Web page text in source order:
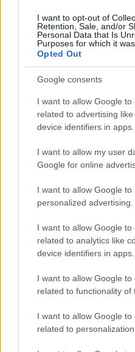
I want to opt-out of
Retention, Sale, and/or
Personal Data that Is
Purposes for which it
Opted Out
Google consents
I want to allow Google to
related to advertising
device identifiers in apps.
I want to allow my user
Google for online
I want to allow Google to
personalized advertising.
I want to allow Google to
related to analytics like
device identifiers in apps.
I want to allow Google to
related to functionality of
I want to allow Google to
related to personalization.
Merkel
jövőben is
„Közben, a 2011-es
baleset után Merkel
felgyorsítsa
atomenergia
megoldások nem
ahhoz, hogy
létrejött lyukat” –
egyúttal emlékeztet
mennyire erőltette az
kiépítését is. Amivel
Oroszországból,
a köztes
Csehországnak. „A
lecsúszott volna a